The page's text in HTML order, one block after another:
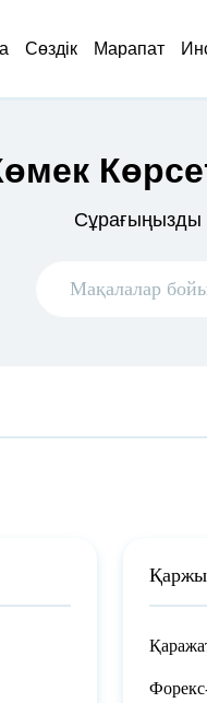
Сөздік Марапат
Сұрағыңызды